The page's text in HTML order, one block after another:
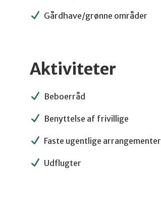
Gårdhave/grønne områder
Aktiviteter
Beboerråd
Benyttelse af frivillige
Faste ugentlige arrangementer
Udflugter